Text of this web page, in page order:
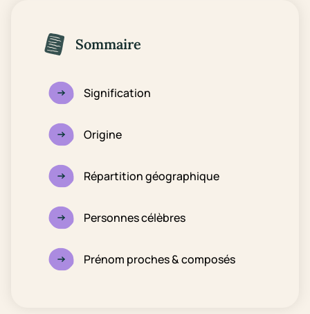
Sommaire
Signification
Origine
Répartition géographique
Personnes célèbres
Prénom proches & composés